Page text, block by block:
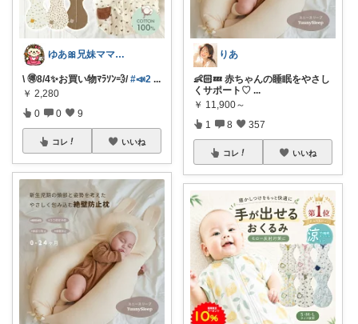
ゆあ🎀兄妹ママの育児と暮らし
\ 🉐8/4✨お買い物ﾏﾗｿﾝ💨/#📣2 ...
￥ 2,280
0 0 9
コレ いいね
りあ
👶🏻💤 赤ちゃんの睡眠をやさし
くサポート♡ ...
￥ 11,900～
1 8 357
コレ いいね